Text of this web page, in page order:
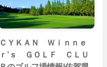
ＣＹＫＡＮ Ｗｉｎｎｅ
ｒ’ｓ ＧＯＬＦ ＣＬＵ